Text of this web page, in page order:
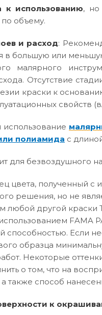
к использованию, но
по объему.
и расход:
в большую или
малярного
Отсутствие
краски к
свойств
полиамида с
для безвоздушного
цвета, полученный с
решения, но не
любой другой краски
FAMA
способностью. Если
образца
Некоторые
о том, что на
а также способ
к